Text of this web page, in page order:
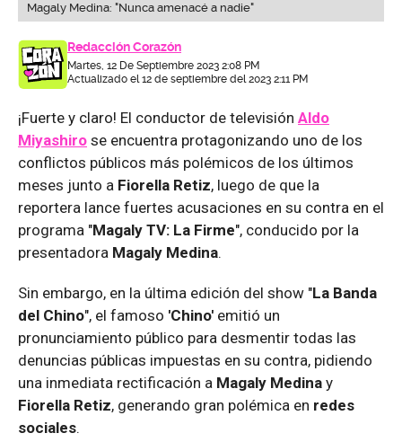
Magaly Medina: "Nunca amenacé a nadie"
Redacción Corazón
Martes, 12 De Septiembre 2023 2:08 PM
Actualizado el 12 de septiembre del 2023 2:11 PM
¡Fuerte y claro! El conductor de televisión Aldo
Miyashiro se encuentra protagonizando uno de los
conflictos públicos más polémicos de los últimos
meses junto a Fiorella Retiz, luego de que la
reportera lance fuertes acusaciones en su contra en el
programa "Magaly TV: La Firme", conducido por la
presentadora Magaly Medina.
Sin embargo, en la última edición del show "La Banda
del Chino", el famoso 'Chino' emitió un
pronunciamiento público para desmentir todas las
denuncias públicas impuestas en su contra, pidiendo
una inmediata rectificación a Magaly Medina y
Fiorella Retiz, generando gran polémica en redes
sociales.